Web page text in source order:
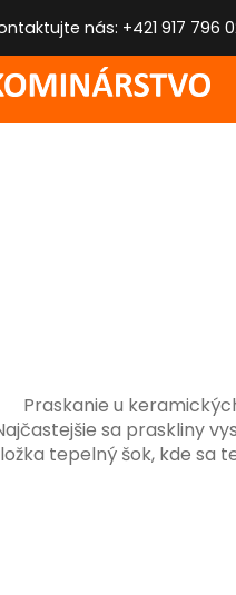
nás: +421 917 796
Praskanie u
sa praskliny
tepelný šok, kde sa